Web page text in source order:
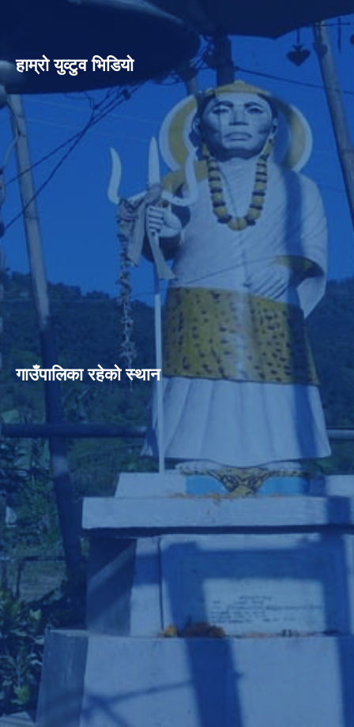
हाम्रो युव्टुव भिडियो
गाउँपालिका रहेको स्थान